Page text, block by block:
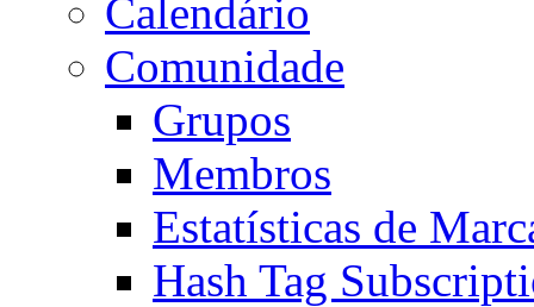
Calendário
Comunidade
Grupos
Membros
Estatísticas de
Hash Tag